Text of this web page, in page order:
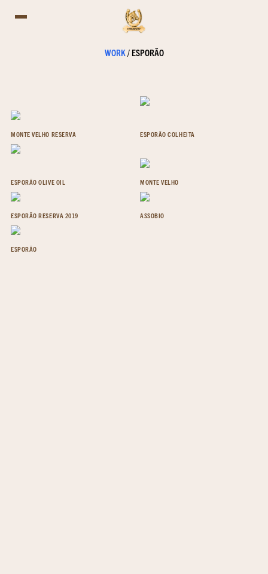
WORK/ ESPORÃO
MONTE VELHO RESERVA ESPORÃO COLHEITA
ESPORÃO OLIVE OIL MONTE VELHO
ESPORÃO RESERVA 2019 ASSOBIO
ESPORÃO